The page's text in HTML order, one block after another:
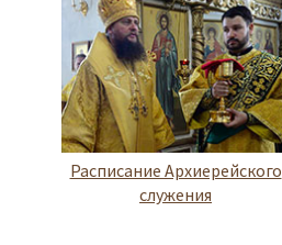
Расписание Архиерейского
служения